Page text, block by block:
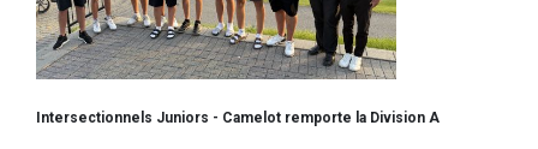
Intersectionnels Juniors - Camelot remporte la Division A